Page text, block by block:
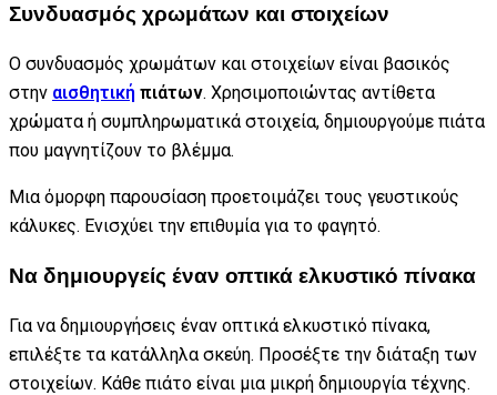
Συνδυασμός χρωμάτων και στοιχείων
Ο συνδυασμός χρωμάτων και στοιχείων είναι βασικός
στην αισθητική πιάτων. Χρησιμοποιώντας αντίθετα
χρώματα ή συμπληρωματικά στοιχεία, δημιουργούμε πιάτα
που μαγνητίζουν το βλέμμα.
Μια όμορφη παρουσίαση προετοιμάζει τους γευστικούς
κάλυκες. Ενισχύει την επιθυμία για το φαγητό.
Να δημιουργείς έναν οπτικά ελκυστικό πίνακα
Για να δημιουργήσεις έναν οπτικά ελκυστικό πίνακα,
επιλέξτε τα κατάλληλα σκεύη. Προσέξτε την διάταξη των
στοιχείων. Κάθε πιάτο είναι μια μικρή δημιουργία τέχνης.